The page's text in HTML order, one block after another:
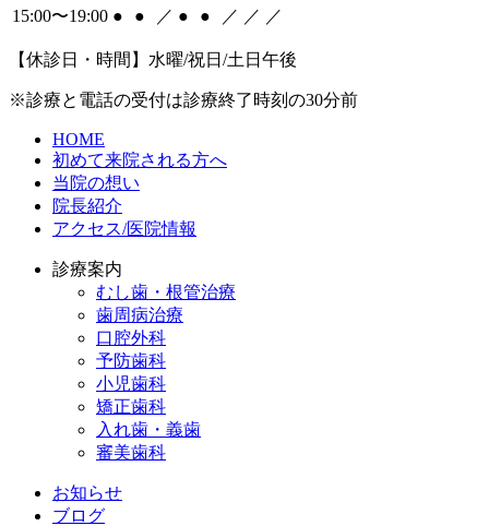
15:00〜19:00 ● ● ／ ● ● ／ ／ ／
【休診日・時間】水曜/祝日/土日午後
※診療と電話の受付は診療終了時刻の30分前
HOME
初めて来院される方へ
当院の想い
院長紹介
アクセス/医院情報
診療案内
むし歯・根管治療
歯周病治療
​口腔外科
予防歯科
小児歯科
矯正歯科
入れ歯・義歯
審美歯科
お知らせ
ブログ